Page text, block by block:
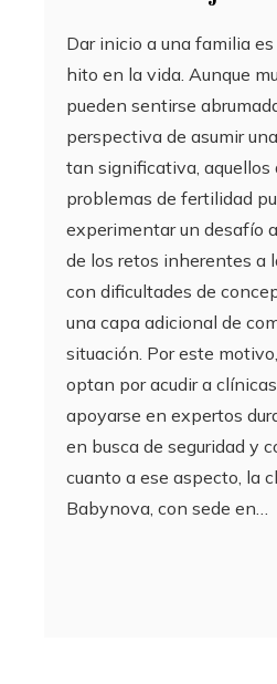
Dar inicio a una familia
hito en la vida. Aunque
pueden sentirse
perspectiva de asumir
tan significativa, aquellos
problemas de fertilidad
experimentar un desafío
de los retos inherentes a
con dificultades de
una capa adicional de
situación. Por este
optan por acudir a
apoyarse en expertos
en busca de seguridad y
cuanto a ese aspecto, la
Babynova, con sede en…